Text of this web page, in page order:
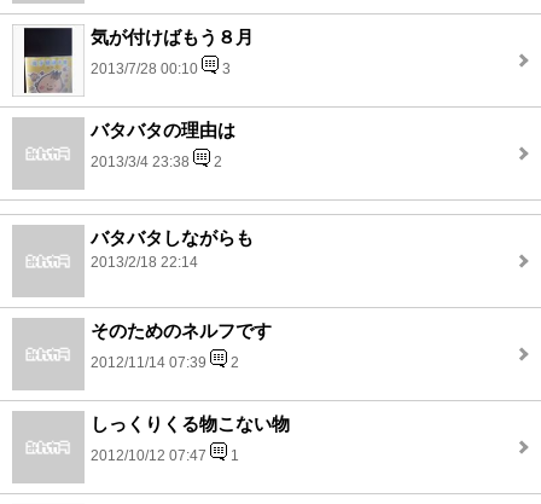
気が付けばもう８月
2013/7/28 00:10 3
バタバタの理由は
2013/3/4 23:38 2
バタバタしながらも
2013/2/18 22:14
そのためのネルフです
2012/11/14 07:39 2
しっくりくる物こない物
2012/10/12 07:47 1